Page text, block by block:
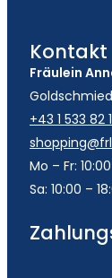
Kontakt
Fräulein
+43 1 533 82
Mo – Fr:
Sa: 10:00 –